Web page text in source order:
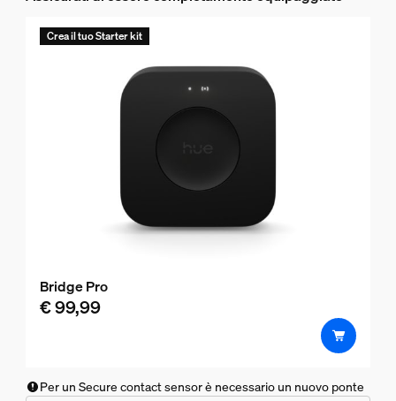
Crea il tuo Starter kit
Bridge Pro
€ 99,99
Per un Secure contact sensor è necessario un nuovo ponte